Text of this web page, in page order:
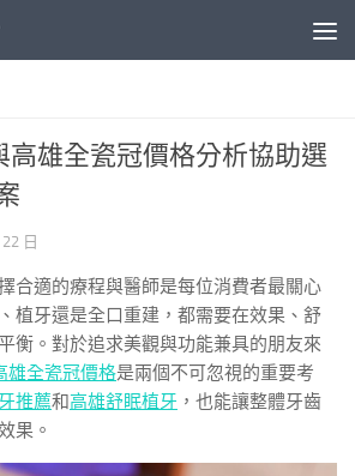
高雄全瓷冠價格分析協助選
日
合適的療程與醫師是每位消費者最關心
植牙還是全口重建，都需要在效果、舒
衡。對於追求美觀與功能兼具的朋友來
雄全瓷冠價格是兩個不可忽視的重要考
推薦和高雄舒眠植牙 ，也能讓整體牙齒
果。